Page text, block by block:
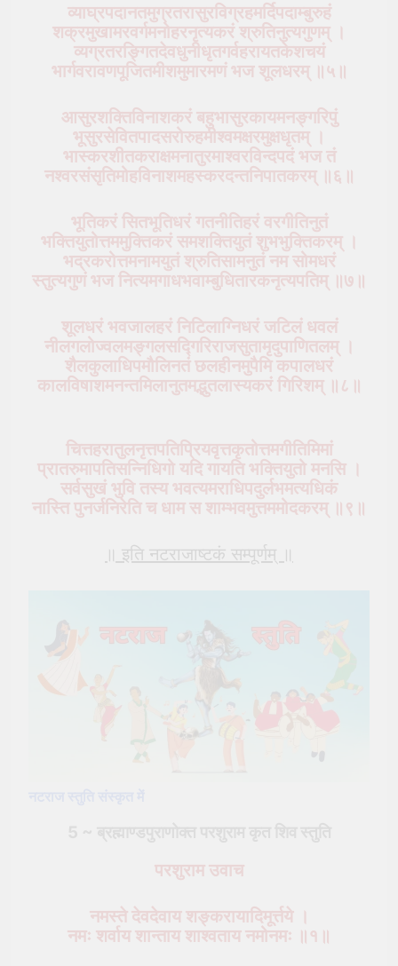
व्याघ्रपदानतमुग्रतरासुरविग्रहमर्दिपदाम्बुरुहं
शक्रमुखामरवर्गमनोहरनृत्यकरं श्रुतिनुत्यगुणम् ।
व्यग्रतरङ्गितदेवधुनीधृतगर्वहरायतकेशचयं
भार्गवरावणपूजितमीशमुमारमणं भज शूलधरम् ॥५॥
आसुरशक्तिविनाशकरं बहुभासुरकायमनङ्गरिपुं
भूसुरसेवितपादसरोरुहमीश्वमक्षरमुक्षधृतम् ।
भास्करशीतकराक्षमनातुरमाश्वरविन्दपदं भज तं
नश्वरसंसृतिमोहविनाशमहस्करदन्तनिपातकरम् ॥६॥
भूतिकरं सितभूतिधरं गतनीतिहरं वरगीतिनुतं
भक्तियुतोत्तममुक्तिकरं समशक्तियुतं शुभभुक्तिकरम् ।
भद्रकरोत्तमनामयुतं श्रुतिसामनुतं नम सोमधरं
स्तुत्यगुणं भज नित्यमगाधभवाम्बुधितारकनृत्यपतिम् ॥७॥
शूलधरं भवजालहरं निटिलाग्निधरं जटिलं धवलं
नीलगलोज्वलमङ्गलसद्गिरिराजसुतामृदुपाणितलम् ।
शैलकुलाधिपमौलिनतं छलहीनमुपैमि कपालधरं
कालविषाशमनन्तमिलानुतमद्भुतलास्यकरं गिरिशम् ॥८॥
चित्तहरातुलनृत्तपतिप्रियवृत्तकृतोत्तमगीतिमिमां
प्रातरुमापतिसन्निधिगो यदि गायति भक्तियुतो मनसि ।
सर्वसुखं भुवि तस्य भवत्यमराधिपदुर्लभमत्यधिकं
नास्ति पुनर्जनिरेति च धाम स शाम्भवमुत्तममोदकरम् ॥९॥
॥ इति नटराजाष्टकं सम्पूर्णम् ॥
परशुराम उवाच
नमस्ते देवदेवाय शङ्करायादिमूर्त्तये ।
नमः शर्वाय शान्ताय शाश्वताय नमोनमः ॥१॥